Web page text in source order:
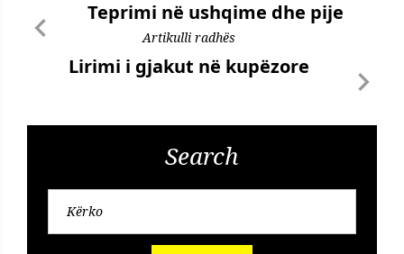
Teprimi në ushqime dhe pije
Artikulli radhës
Lirimi i gjakut në kupëzore
Search